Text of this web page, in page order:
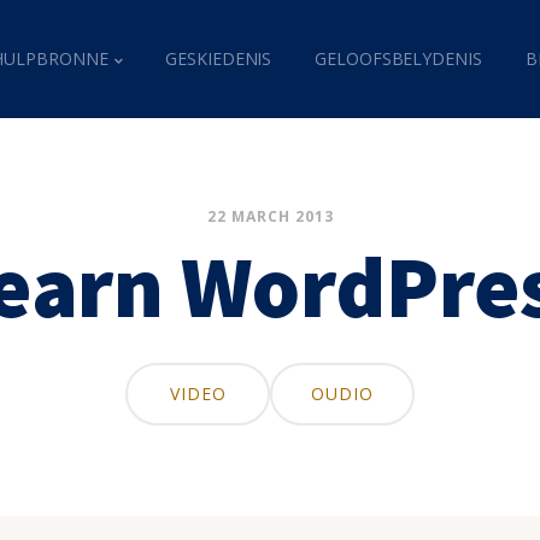
GESKIEDENIS GELOOFSBELYDENIS
22 MARCH 2013
VIDEO OUDIO